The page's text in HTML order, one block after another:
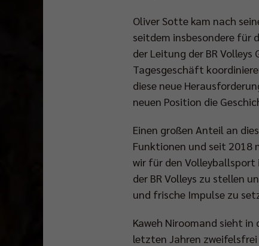
Oliver Sotte kam nach
seitdem insbesondere für
der Leitung der BR
Tagesgeschäft
diese neue
neuen Position die
Einen großen Anteil an
Funktionen und seit 2018
wir für den
der BR Volleys zu stellen
und frische Impulse zu
Kaweh Niroomand sieht
letzten Jahren